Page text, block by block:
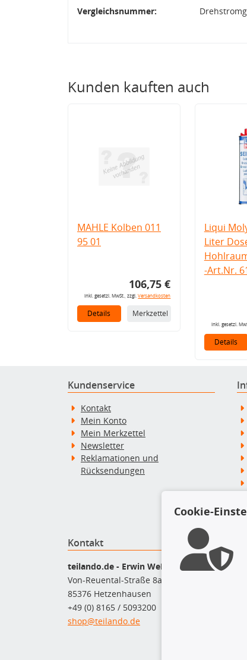
Vergleichsnummer:
Kunden kauften auch
MAHLE Kolben 011
95 01
106,75 €
inkl. gesetzl. MwSt., zzgl.Versandkosten
Details Merkzettel
Liqui
Liter
-Art.Nr.
inkl. gesetzl.
Details
Kundenservice
Kontakt
Mein Konto
Mein Merkzettel
Newsletter
Reklamationen und
Rücksendungen
Kontakt
teilando.de - Erwin Weber GmbH
Von-Reuental-Straße 8a
85376 Hetzenhausen
+49 (0) 8165 / 5093200
shop@teilando.de
Cookie-